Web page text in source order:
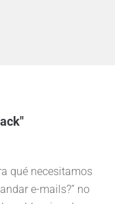
qué necesitamos
e-mails?” no